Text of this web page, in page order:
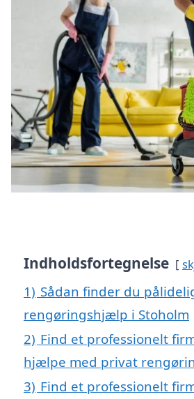
Indholdsfortegnelse
1) Sådan finder du
rengøringshjælp i Stoholm
2) Find et professionelt
hjælpe med privat
3) Find et professionelt